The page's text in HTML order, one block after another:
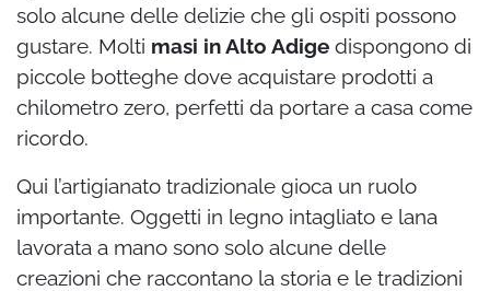
solo alcune delle delizie che gli ospiti possono
gustare. Molti masi in Alto Adige dispongono di
piccole botteghe dove acquistare prodotti a
chilometro zero, perfetti da portare a casa come
ricordo.
Qui l’artigianato tradizionale gioca un ruolo
importante. Oggetti in legno intagliato e lana
lavorata a mano sono solo alcune delle
creazioni che raccontano la storia e le tradizioni